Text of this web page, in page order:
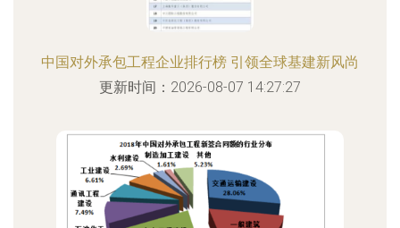
中国对外承包工程企业排行榜 引领全球基建新风尚
更新时间：2026-08-07 14:27:27